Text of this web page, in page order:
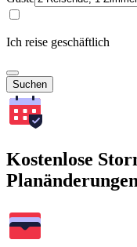
Ich reise geschäftlich
Suchen
Kostenlose
Planänderungen